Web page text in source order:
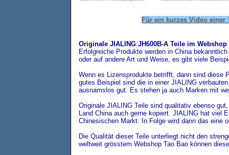
Für ein kurzes Video
Originale JIALING JH600B-A Teile im Webshop
Erfolgreiche Produkte werden in China
oder auf andere Art und Weise, es gibt viele
Wenn es Lizensprodukte betrifft, dann sind diese
gutes Beispiel sind die in einer JIALING
ausnamslos gut. Es stehen ja auch Marken mit
Originale JIALING Teile sind qualitativ ebenso
Land China auch gerne kopiert. JIALING hat viel
Chinesischen Markt. In Folge wird dann das eine
Die Qualität dieser Teile unterliegt nicht den
weltweit grösstem Webshop Tao Bao können